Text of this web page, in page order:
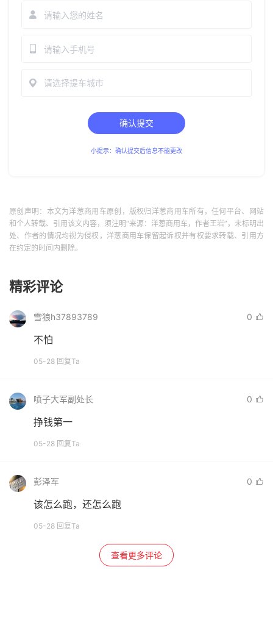
请选择提车城市
确认提交
小提示：确认提交后信息不能更改
原创声明：本文为洋葱商用车原创，版权归洋葱商用车所有，任何平台、网站
和个人转载、引用该文内容，须注明“来源：洋葱商用车，作者王岩”，未标明出
处、作者的情况均视为侵权，洋葱商用车保留起诉权并有权要求转载、引用方
在约定的时间内删除。
精彩评论
雪狼h37893789 0
不怕
05-28 回复Ta
喷子大军副处长 0
挣钱第一
05-28 回复Ta
彭泽军 0
该怎么跑，还怎么跑
05-28 回复Ta
查看更多评论